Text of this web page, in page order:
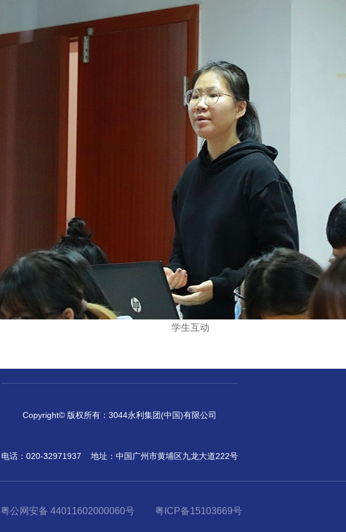
学生互动
Copyright© 版权所有：3044永利集团(中国)有限公司
电话：020-32971937 地址：中国广州市黄埔区九龙大道222号
粤公网安备 44011602000060号 粤ICP备15103669号